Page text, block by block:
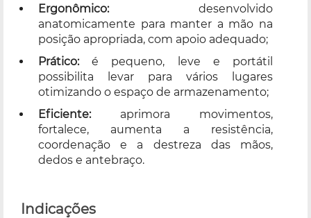
Ergonômico:desenvolvido
anatomicamente para manter a mão na
posição apropriada, com apoio adequado;
Prático:é pequeno, leve e portátil
possibilita levar para vários lugares
otimizando o espaço de armazenamento;
Eficiente:aprimora movimentos,
fortalece, aumenta a resistência,
coordenação e a destreza das mãos,
dedos e antebraço.
Indicações